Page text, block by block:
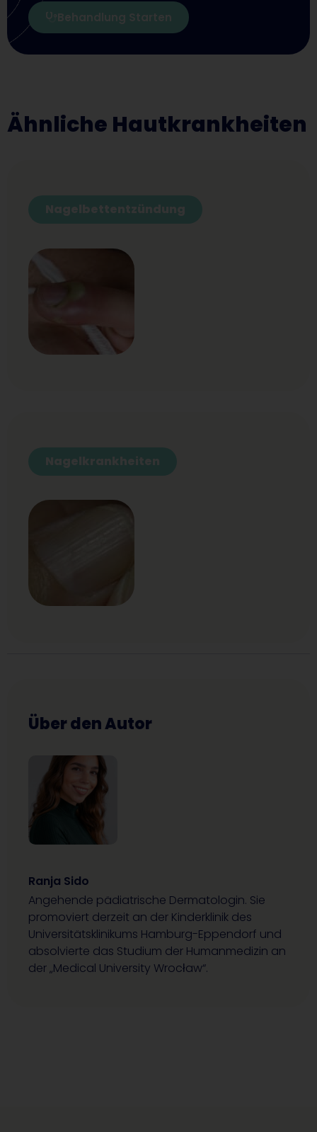
Behandlung Starten
Ähnliche Hautkrankheiten
Nagelbettentzündung
Nagelkrankheiten
Über den Autor
Ranja Sido
Angehende pädiatrische Dermatologin. Sie
promoviert derzeit an der Kinderklinik des
Universitätsklinikums Hamburg-Eppendorf und
absolvierte das Studium der Humanmedizin an
der „Medical University Wrocław“.